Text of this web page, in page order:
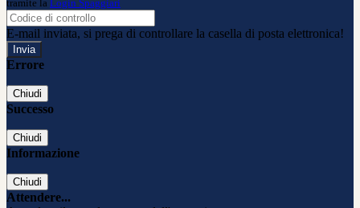
tramite la Login Spaggiari
E-mail inviata, si prega di controllare la casella di posta elettronica!
Errore
Chiudi
Successo
Chiudi
Informazione
Chiudi
Attendere...